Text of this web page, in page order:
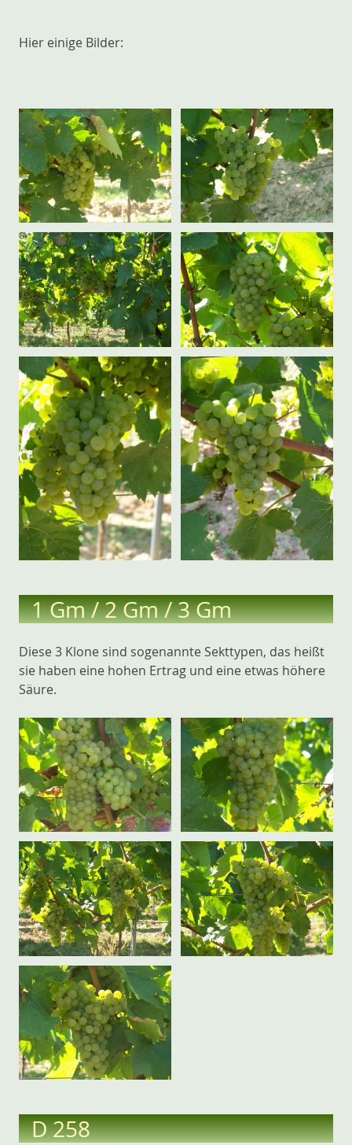
Hier einige Bilder:
1 Gm / 2 Gm / 3 Gm
Diese 3 Klone sind sogenannte Sekttypen, das heißt
sie haben eine hohen Ertrag und eine etwas höhere
Säure.
D 258